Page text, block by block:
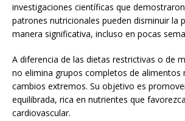
investigaciones científicas que
patrones nutricionales pueden disminuir la
manera significativa, incluso en pocas
A diferencia de las dietas restrictivas o de
no elimina grupos completos de alimentos
cambios extremos. Su objetivo es
equilibrada, rica en nutrientes que
cardiovascular.